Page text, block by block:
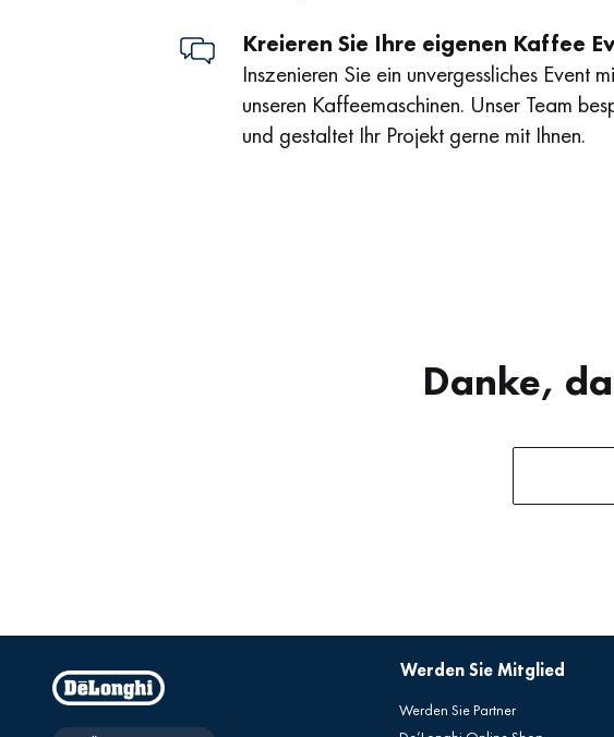
Kreieren Sie Ihre eigenen Kaffee
Inszenieren Sie ein unvergessliches Event
unseren Kaffeemaschinen. Unser Team
und gestaltet Ihr Projekt gerne mit Ihnen.
Danke,
Werden Sie Mitglied
Werden Sie Partner